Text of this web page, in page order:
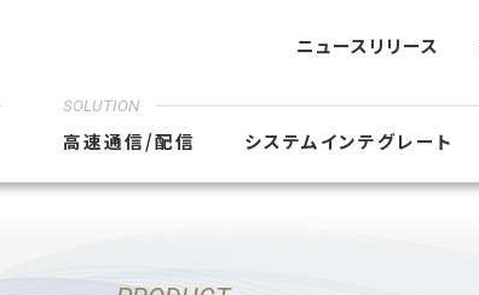
ニュースリリース
SOLUTION
高速通信/配信 システムインテグレート